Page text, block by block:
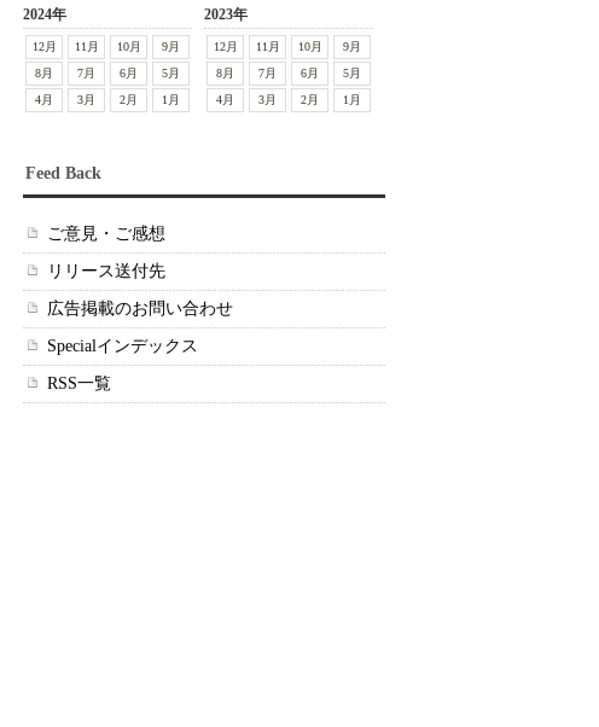
2024年
12月 11月 10月
9月
8月
7月 6月
5月
4月
3月 2月 1月
2023年
12月 11月 10月
9月
8月
7月 6月
5月
4月
3月 2月 1月
Feed Back
ご意見・ご感想
リリース送付先
広告掲載のお問い合わせ
Specialインデックス
RSS一覧